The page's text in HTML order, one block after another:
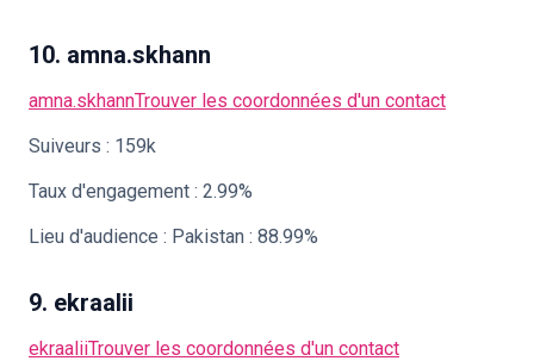
10. amna.skhann
amna.skhannTrouver les coordonnées d'un contact
Suiveurs : 159k
Taux d'engagement : 2.99%
Lieu d'audience : Pakistan : 88.99%
9. ekraalii
ekraaliiTrouver les coordonnées d'un contact